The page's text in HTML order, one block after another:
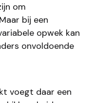
om
bij een
opwek kan
onvoldoende
voegt daar een